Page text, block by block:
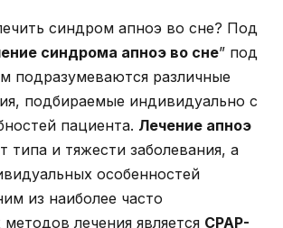
синдром апноэ во сне? Под
синдрома апноэ во сне” под
подразумеваются различные
подбираемые индивидуально с
пациента. Лечение апноэ
типа и тяжести заболевания, а
особенностей
из наиболее часто
лечения является CPAP-